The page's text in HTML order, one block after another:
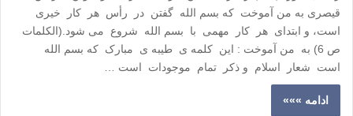
قیصری به من آموخت که بسم الله گفتن در رأس هر کار خیری
است، و ابتدای هر کار مهمی با بسم الله شروع می شود.(الکلمات
ص 6) به من آموخت : این کلمه ی طیبه ی مبارک که بسم الله
است شعار اسلام و ذکر تمام موجودات است …
ادامه »»»